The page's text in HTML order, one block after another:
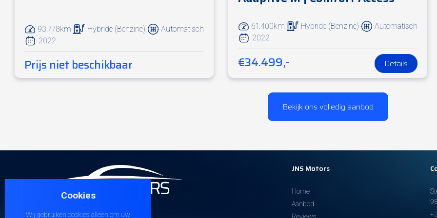
93.778km Hybride (Benzine)
Automatisch
2022
Prijs niet beschikbaar
61.400km Hybride (Benzine)
Automatisch
2022
€34.499,- Details
Bekijk ons volledig aanbod
JNS Motors
Home
Aanbod
Cookies
Wij gebruiken cookies alleen om uw